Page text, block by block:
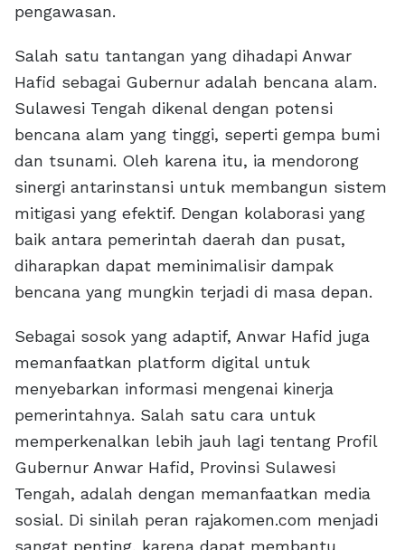
pengawasan.
Salah satu tantangan yang dihadapi Anwar
Hafid sebagai Gubernur adalah bencana alam.
Sulawesi Tengah dikenal dengan potensi
bencana alam yang tinggi, seperti gempa bumi
dan tsunami. Oleh karena itu, ia mendorong
sinergi antarinstansi untuk membangun sistem
mitigasi yang efektif. Dengan kolaborasi yang
baik antara pemerintah daerah dan pusat,
diharapkan dapat meminimalisir dampak
bencana yang mungkin terjadi di masa depan.
Sebagai sosok yang adaptif, Anwar Hafid juga
memanfaatkan platform digital untuk
menyebarkan informasi mengenai kinerja
pemerintahnya. Salah satu cara untuk
memperkenalkan lebih jauh lagi tentang Profil
Gubernur Anwar Hafid, Provinsi Sulawesi
Tengah, adalah dengan memanfaatkan media
sosial. Di sinilah peran rajakomen.com menjadi
sangat penting, karena dapat membantu